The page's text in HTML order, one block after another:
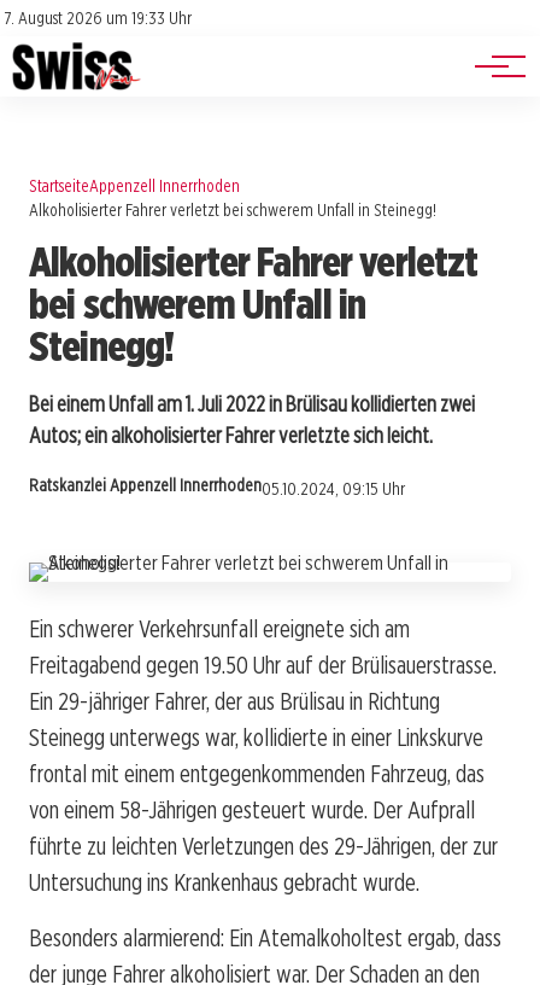
7. August 2026 um 19:33 Uhr
Impressum
Datenschutz
Jobs
Events
StartseiteAppenzell Innerrhoden
Alkoholisierter Fahrer verletzt bei schwerem Unfall in Steinegg!
Alkoholisierter Fahrer verletzt
bei schwerem Unfall in
Steinegg!
Bei einem Unfall am 1. Juli 2022 in Brülisau kollidierten zwei
Autos; ein alkoholisierter Fahrer verletzte sich leicht.
Ratskanzlei Appenzell Innerrhoden05.10.2024, 09:15 Uhr
Ein schwerer Verkehrsunfall ereignete sich am
Freitagabend gegen 19.50 Uhr auf der Brülisauerstrasse.
Ein 29-jähriger Fahrer, der aus Brülisau in Richtung
Steinegg unterwegs war, kollidierte in einer Linkskurve
frontal mit einem entgegenkommenden Fahrzeug, das
von einem 58-Jährigen gesteuert wurde. Der Aufprall
führte zu leichten Verletzungen des 29-Jährigen, der zur
Untersuchung ins Krankenhaus gebracht wurde.
Besonders alarmierend: Ein Atemalkoholtest ergab, dass
der junge Fahrer alkoholisiert war. Der Schaden an den